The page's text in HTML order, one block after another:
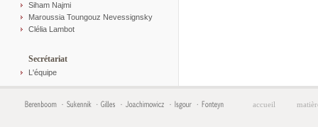
Siham Najmi
Maroussia Toungouz Nevessignsky
Clélia Lambot
Secrétariat
L'équipe
accueil